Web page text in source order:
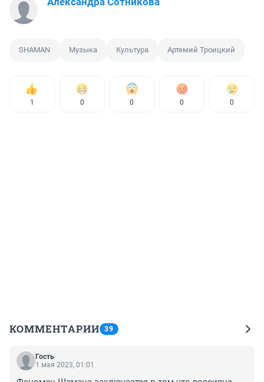
SHAMAN Музыка Культура Артемий Троицкий
1 0 0 0 0
КОММЕНТАРИИ 39
Гость
1 мая 2023, 01:01